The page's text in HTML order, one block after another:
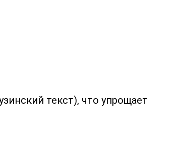
текст), что упрощает